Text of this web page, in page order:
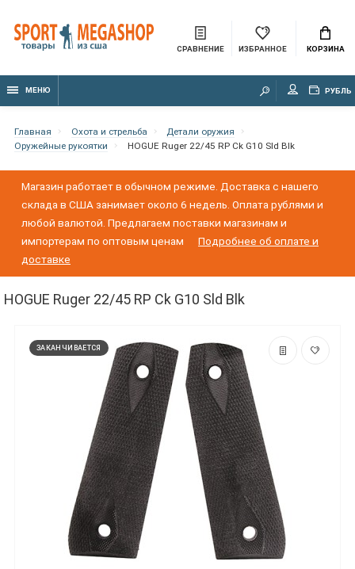
СРАВНЕНИЕ ИЗБРАННОЕ КОРЗИНА
МЕНЮ РУБЛЬ
Главная Охота и стрельба
Детали оружия
Оружейные рукоятки
HOGUE Ruger 22/45 RP Ck G10 Sld Blk
Магазин работает в обычном режиме. Доставка с нашего
склада в США занимает около 6 недель. Оплата рублями и
любой валютой. Предлагаем поставки магазинам и
импортерам по оптовым ценам
Подробнее об оплате и
доставке
HOGUE Ruger 22/45 RP Ck G10 Sld Blk
ЗАКАНЧИВАЕТСЯ